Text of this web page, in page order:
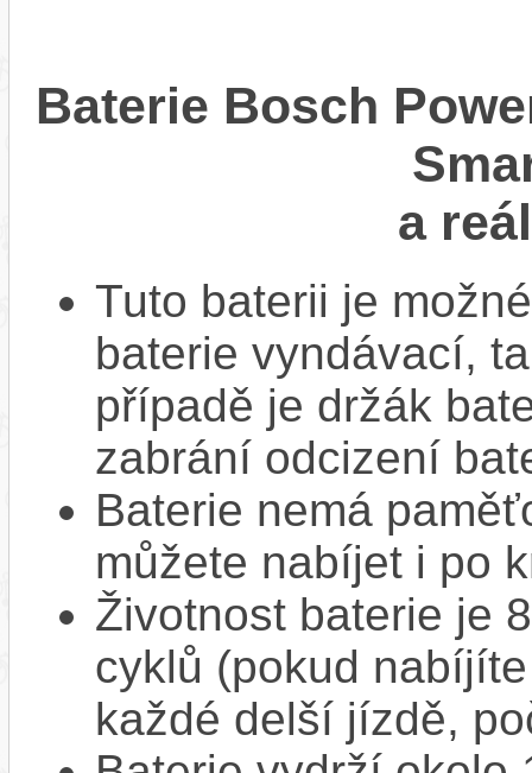
Baterie Bosch
a
Tuto baterii je
baterie vyndávací,
případě je držák
zabrání odcizení
Baterie nemá
můžete nabíjet i po
Životnost baterie je
cyklů (pokud
každé delší jízdě,